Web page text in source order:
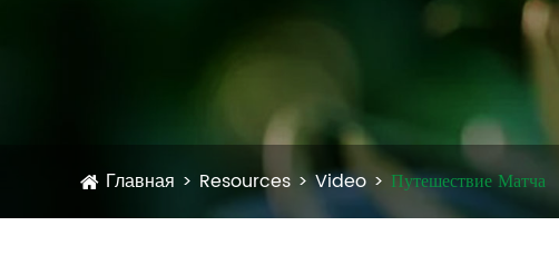
Главная Resources Video Путешествие Матча